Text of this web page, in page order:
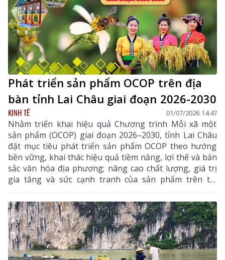
Phát triển sản phẩm OCOP trên địa
bàn tỉnh Lai Châu giai đoạn 2026-2030
KINH TẾ 01/07/2026 14:47
Nhằm triển khai hiệu quả Chương trình Mỗi xã một
sản phẩm (OCOP) giai đoạn 2026–2030, tỉnh Lai Châu
đặt mục tiêu phát triển sản phẩm OCOP theo hướng
bền vững, khai thác hiệu quả tiềm năng, lợi thế và bản
sắc văn hóa địa phương; nâng cao chất lượng, giá trị
gia tăng và sức cạnh tranh của sản phẩm trên thị
trường. Đồng thời, gắn phát triển OCOP với xây dựng
nông thôn mới, cơ cấu lại ngành nông nghiệp, chuyển
đổi số, phát triển du lịch nông thôn, góp phần nâng
cao thu nhập, cải thiện đời sống người dân và thúc
đẩy phát triển kinh tế - xã hội khu vực nông thôn.